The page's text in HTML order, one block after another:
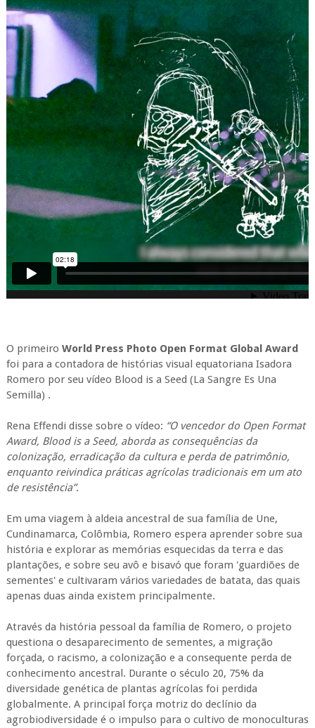
O primeiro World Press Photo Open Format Global Award
foi para a contadora de histórias visual equatoriana Isadora
Romero por seu vídeo Blood is a Seed (La Sangre Es Una
Semilla) .
Rena Effendi disse sobre o vídeo: “O vencedor do Open Format
Award, Blood is a Seed, aborda as consequências da
colonização, erradicação da cultura e perda de patrimônio,
enquanto reivindica práticas agrícolas tradicionais em um ato
de resistência”.
Em uma viagem à aldeia ancestral de sua família de Une,
Cundinamarca, Colômbia, Romero espera aprender sobre sua
história e explorar as memórias esquecidas da terra e das
plantações, e sobre seu avô e bisavó que foram 'guardiões de
sementes' e cultivaram vários variedades de batata, das quais
apenas duas ainda existem principalmente.
Através da história pessoal da família de Romero, o projeto
questiona o desaparecimento de sementes, a migração
forçada, o racismo, a colonização e a consequente perda de
conhecimento ancestral. Durante o século 20, 75% da
diversidade genética de plantas agrícolas foi perdida
globalmente. A principal força motriz do declínio da
agrobiodiversidade é o impulso para o cultivo de monoculturas